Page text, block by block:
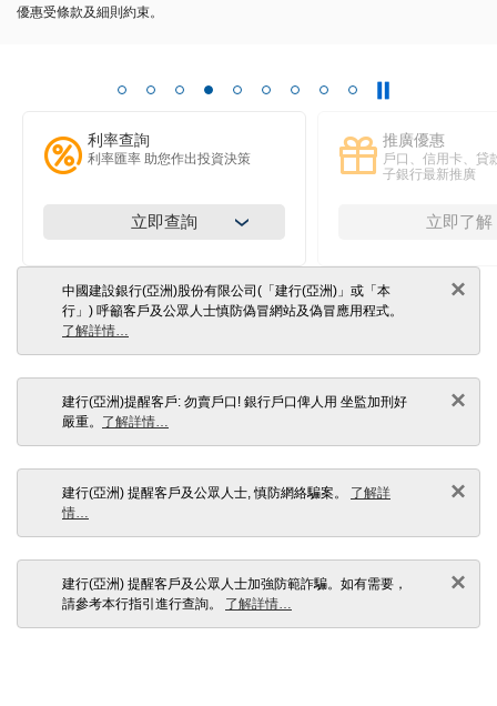
優惠受條款及細則約束。
利率查詢
利率匯率 助您作出投資決策
立即查詢
推廣優惠
戶口、信用卡、貸
子銀行最新推廣
立即了解
×
中國建設銀行(亞洲)股份有限公司(「建行(亞洲)」或「本
行」) 呼籲客戶及公眾人士慎防偽冒網站及偽冒應用程式。
了解詳情…
×
建行(亞洲)提醒客戶: 勿賣戶口! 銀行戶口俾人用 坐監加刑好
嚴重。 了解詳情…
×
建行(亞洲) 提醒客戶及公眾人士, 慎防網絡騙案。 了解詳
情…
×
建行(亞洲) 提醒客戶及公眾人士加強防範詐騙。如有需要，
請參考本行指引進行查詢。 了解詳情…